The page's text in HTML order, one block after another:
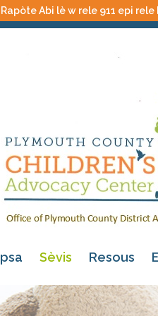
Rapòte Abi lè w rele 911 epi
psa Sèvis Resous